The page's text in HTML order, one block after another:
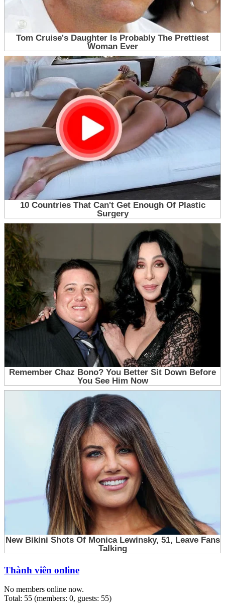
Thành viên online
No members online now.
Total: 55 (members: 0, guests: 55)